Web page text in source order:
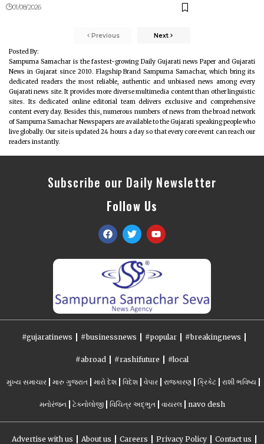
01/08/2026
Previous Next
Posted By:
Sampurna Samachar is the fastest-growing Daily Gujarati news Paper and Gujarati
News in Gujarat since 2010. Flagship Brand Sampurna Samachar, which bring its
dedicated readers the most reliable, authentic and unbiased news among every
Gujarati news site. It provides more diverse multimedia content than other linguistic
sites. Its dedicated online editorial team delivers exclusive and comprehensive
content every day. Besides this, numerous numbers of news from the broad network
of Sampurna Samachar Newspapers are available to the Gujarati speaking people who
live globally. Our site is updated 24 hours a day so that every core event can reach our
readers instantly.
Subscribe our Daily Newsletter
Follow Us
#gujaratinews #businessnews #popular #breakingnews
#abroad #rashifuture #local
મુખ્ય સમાચાર મારુ ગુજરાત મારો દેશ વિદેશ વેપાર રાજકારણ ક્રિકેટ રાશી ભવિષ્ય
મનોરંજન ટેકનોલોજી વિચિત્ર અદ્ભુત વાયરલ navo desh
Advertise with us About us Careers Privacy Policy Contact us